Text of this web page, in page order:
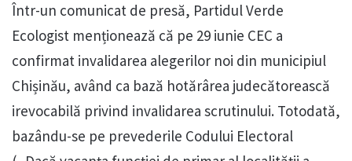
Într-un comunicat de presă, Partidul Verde
Ecologist menționează că pe 29 iunie CEC a
confirmat invalidarea alegerilor noi din municipiul
Chișinău, având ca bază hotărârea judecătorească
irevocabilă privind invalidarea scrutinului. Totodată,
bazându-se pe prevederile Codului Electoral